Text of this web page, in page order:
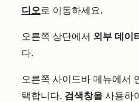
디오로 이동하세요.
오른쪽 상단에서 외부 데이
다.
오른쪽 사이드바 메뉴에서
택합니다. 검색창을 사용하